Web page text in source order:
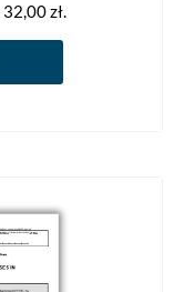
32,00zł.
produkt